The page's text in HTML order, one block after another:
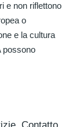
e non riflettono
o
e la cultura
possono